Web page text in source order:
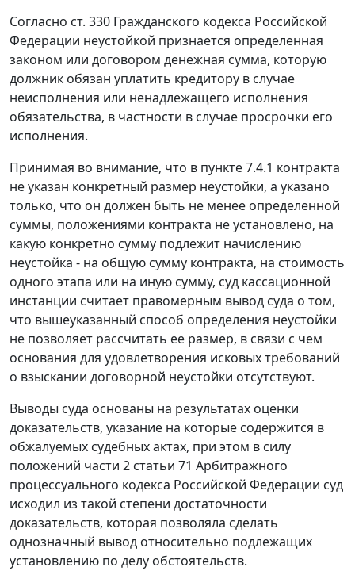
Согласно ст. 330 Гражданского кодекса Российской
Федерации неустойкой признается определенная
законом или договором денежная сумма, которую
должник обязан уплатить кредитору в случае
неисполнения или ненадлежащего исполнения
обязательства, в частности в случае просрочки его
исполнения.
Принимая во внимание, что в пункте 7.4.1 контракта
не указан конкретный размер неустойки, а указано
только, что он должен быть не менее определенной
суммы, положениями контракта не установлено, на
какую конкретно сумму подлежит начислению
неустойка - на общую сумму контракта, на стоимость
одного этапа или на иную сумму, суд кассационной
инстанции считает правомерным вывод суда о том,
что вышеуказанный способ определения неустойки
не позволяет рассчитать ее размер, в связи с чем
основания для удовлетворения исковых требований
о взыскании договорной неустойки отсутствуют.
Выводы суда основаны на результатах оценки
доказательств, указание на которые содержится в
обжалуемых судебных актах, при этом в силу
положений части 2 статьи 71 Арбитражного
процессуального кодекса Российской Федерации суд
исходил из такой степени достаточности
доказательств, которая позволяла сделать
однозначный вывод относительно подлежащих
установлению по делу обстоятельств.